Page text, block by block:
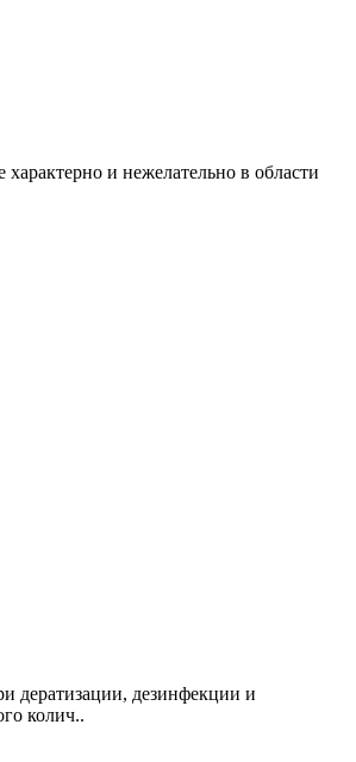
и нежелательно в области
дератизации, дезинфекции и
колич..